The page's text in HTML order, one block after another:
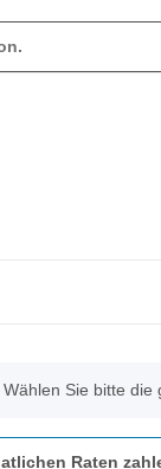
Sie bitte die
Raten